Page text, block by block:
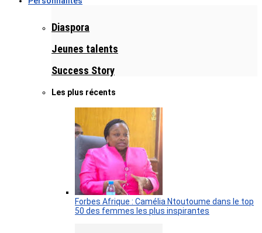
Diaspora
Jeunes talents
Success Story
Les plus récents
Forbes Afrique : Camélia Ntoutoume dans le top
50 des femmes les plus inspirantes